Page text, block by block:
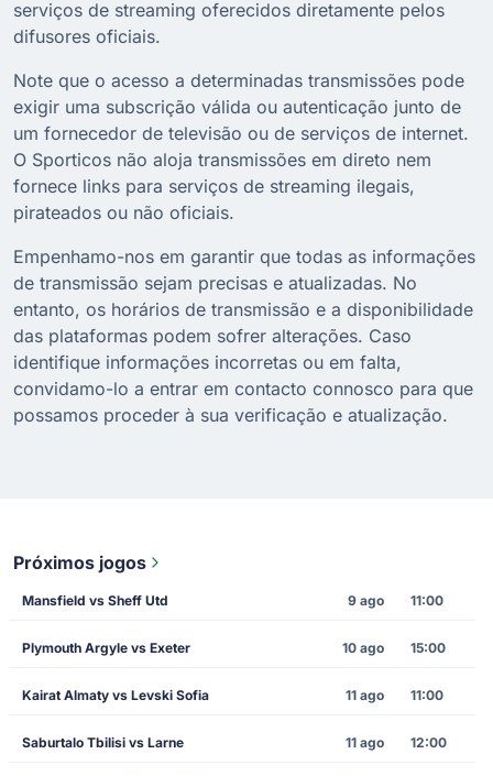
serviços de streaming oferecidos diretamente pelos
difusores oficiais.
Note que o acesso a determinadas transmissões pode
exigir uma subscrição válida ou autenticação junto de
um fornecedor de televisão ou de serviços de internet.
O Sporticos não aloja transmissões em direto nem
fornece links para serviços de streaming ilegais,
pirateados ou não oficiais.
Empenhamo-nos em garantir que todas as informações
de transmissão sejam precisas e atualizadas. No
entanto, os horários de transmissão e a disponibilidade
das plataformas podem sofrer alterações. Caso
identifique informações incorretas ou em falta,
convidamo-lo a entrar em contacto connosco para que
possamos proceder à sua verificação e atualização.
Próximos jogos
Mansfield vs Sheff Utd 9 ago 11:00
Plymouth Argyle vs Exeter 10 ago 15:00
Kairat Almaty vs Levski Sofia 11 ago 11:00
Saburtalo Tbilisi vs Larne 11 ago 12:00